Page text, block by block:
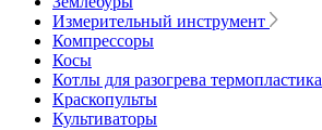
Измерительный инструмент
Компрессоры
Косы
Котлы для разогрева термопластика
Краскопульты
Культиваторы